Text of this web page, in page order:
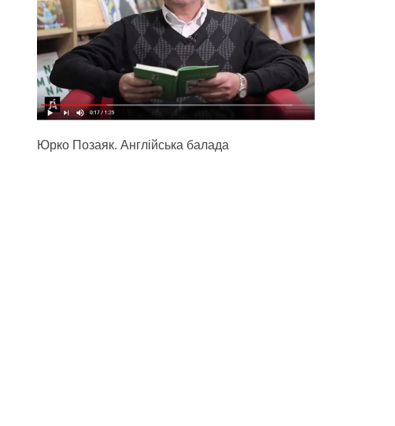
Юрко Позаяк. Англійська балада